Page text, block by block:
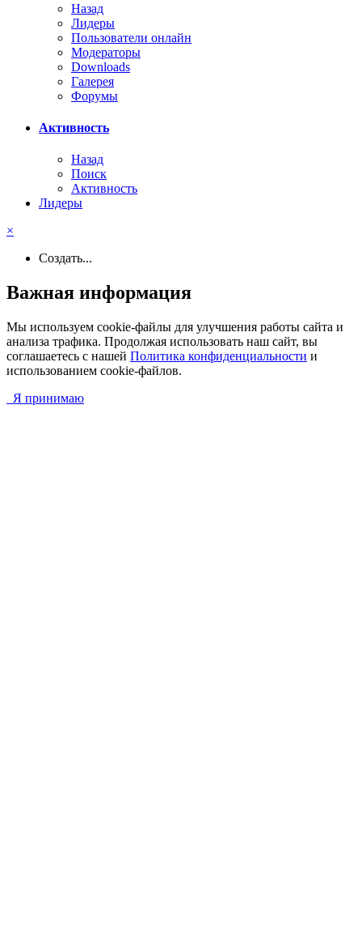
Назад
Лидеры
Пользователи онлайн
Модераторы
Downloads
Галерея
Форумы
Активность
Назад
Поиск
Активность
Лидеры
×
Создать...
Важная информация
Мы используем cookie-файлы для улучшения работы сайта и
анализа трафика. Продолжая использовать наш сайт, вы
соглашаетесь с нашей Политика конфиденциальности и
использованием cookie-файлов.
Я принимаю